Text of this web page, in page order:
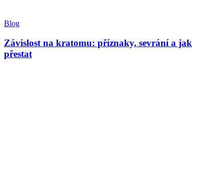
Blog
Závislost na kratomu: příznaky, sevrání a jak
přestat